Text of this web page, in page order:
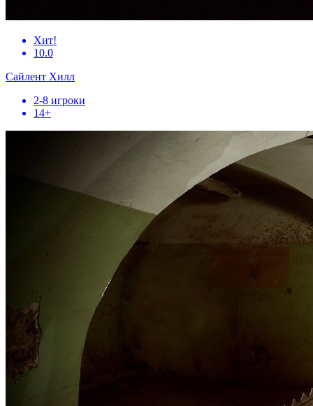
Хит!
10.0
Сайлент Хилл
2-8 игроки
14+